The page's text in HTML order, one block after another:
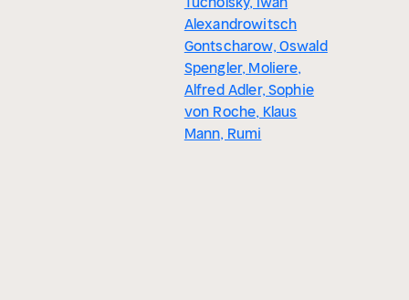
Alexandrowitsch
Gontscharow, Oswald
Spengler, Moliere,
Alfred Adler, Sophie
von Roche, Klaus
Mann, Rumi